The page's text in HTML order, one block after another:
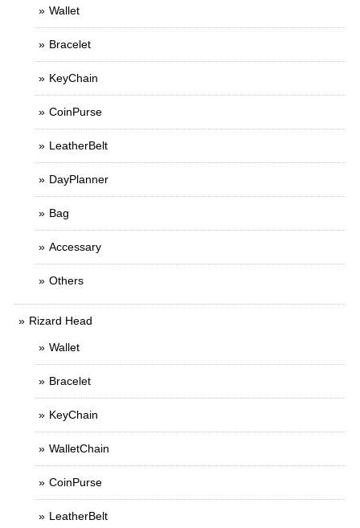
Wallet
Bracelet
KeyChain
CoinPurse
LeatherBelt
DayPlanner
Bag
Accessary
Others
Rizard Head
Wallet
Bracelet
KeyChain
WalletChain
CoinPurse
LeatherBelt